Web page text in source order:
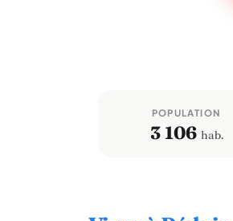
POPULATION
3 106 hab.